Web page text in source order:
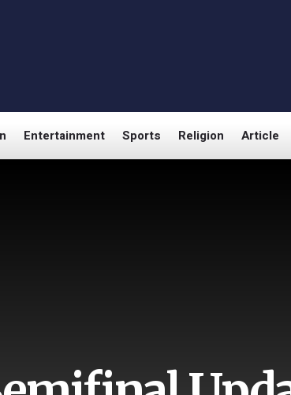
Entertainment Sports Religion Article